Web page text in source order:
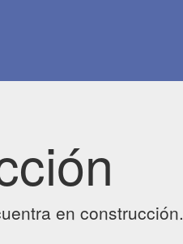
en construcción.